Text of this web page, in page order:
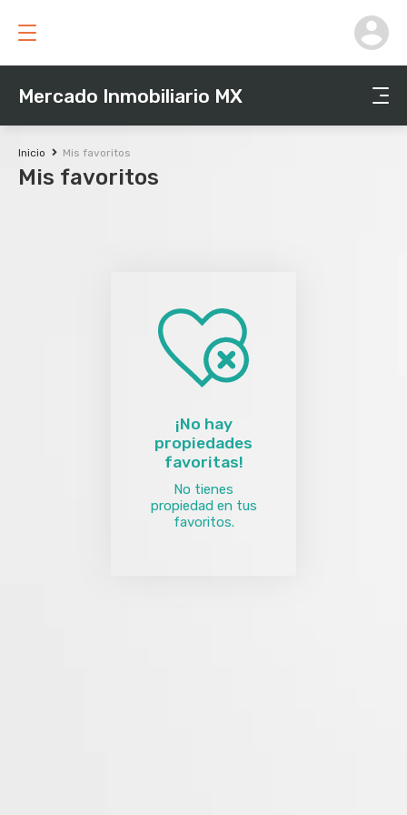
Mercado Inmobiliario MX
Inicio Mis favoritos
Mis favoritos
¡No hay
propiedades
favoritas!
No tienes
propiedad en tus
favoritos.